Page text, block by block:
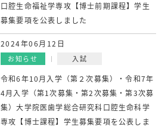
口腔生命福祉学専攻【博士前期課程】学生
募集要項を公表しました
2024年06月12日
お知らせ 入試
令和6年10月入学（第２次募集）・令和7年
4月入学（第1次募集・第2次募集・第3次募
集）大学院医歯学総合研究科口腔生命科学
専攻【博士課程】学生募集要項を公表しま